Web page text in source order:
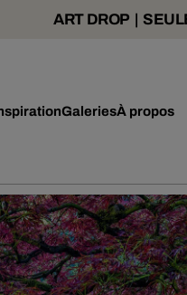
ART DROP |
GaleriesÀ propos